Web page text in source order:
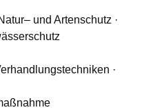
und Artenschutz ·
·